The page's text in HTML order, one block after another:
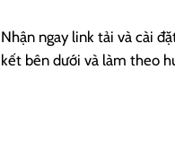
Nhận ngay link tải và cài
kết bên dưới và làm theo